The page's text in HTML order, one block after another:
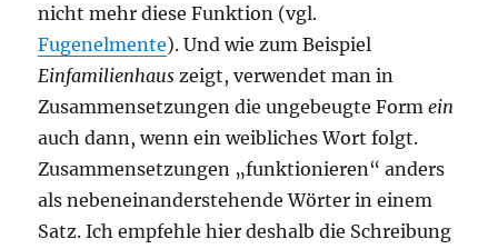
nicht mehr diese Funktion (vgl.
Fugenelmente). Und wie zum Beispiel
Einfamilienhaus zeigt, verwendet man in
Zusammensetzungen die ungebeugte Formein
auch dann, wenn ein weibliches Wort folgt.
Zusammensetzungen „funktionieren“ anders
als nebeneinanderstehende Wörter in einem
Satz. Ich empfehle hier deshalb die Schreibung